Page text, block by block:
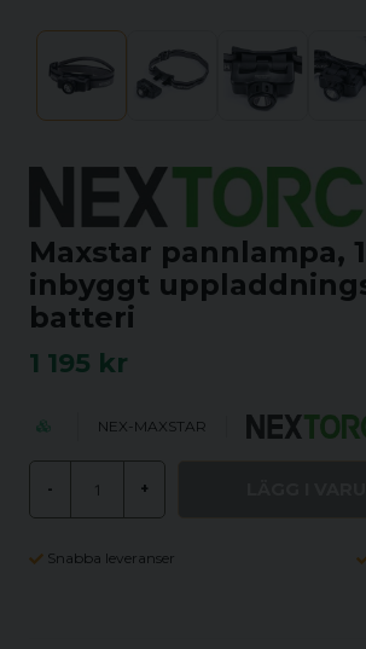
Maxstar pannlampa,
inbyggt
batteri
1 195 kr
NEX-MAXSTAR
- +
Snabba leveranser